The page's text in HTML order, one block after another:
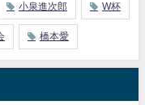
小泉進次郎 W杯
橋本愛